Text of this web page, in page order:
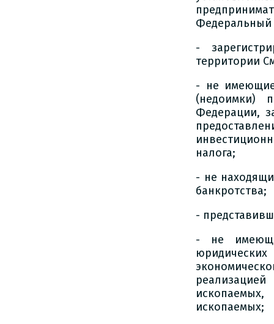
Федеральный
-
территории
- не имеющие
(недоимки)
Федерации,
налога;
- не
банкротства;
-
- не
ископаемых;